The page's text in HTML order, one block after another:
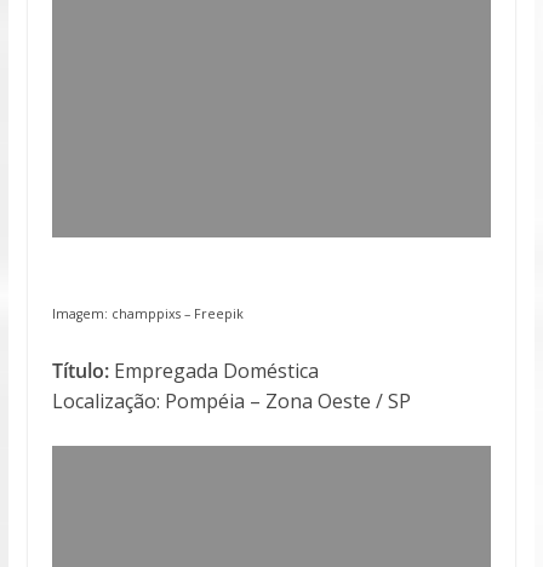
Imagem: champpixs – Freepik
Título:Empregada Doméstica
Localização: Pompéia – Zona Oeste / SP